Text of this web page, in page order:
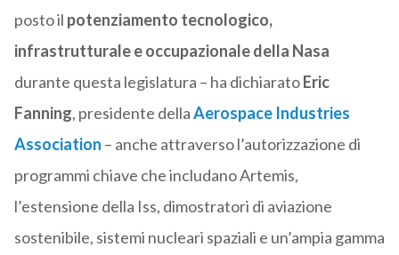
posto il potenziamento tecnologico,
infrastrutturale e occupazionale della Nasa
durante questa legislatura – ha dichiaratoEric
Fanning, presidente dellaAerospace Industries
Association – anche attraverso l’autorizzazione di
programmi chiave che includano Artemis,
l’estensione della Iss, dimostratori di aviazione
sostenibile, sistemi nucleari spaziali e un’ampia gamma